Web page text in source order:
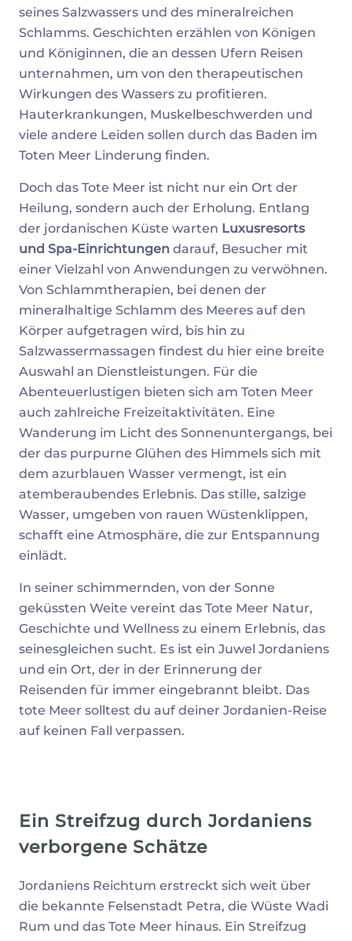
seines Salzwassers und des mineralreichen
Schlamms. Geschichten erzählen von Königen
und Königinnen, die an dessen Ufern Reisen
unternahmen, um von den therapeutischen
Wirkungen des Wassers zu profitieren.
Hauterkrankungen, Muskelbeschwerden und
viele andere Leiden sollen durch das Baden im
Toten Meer Linderung finden.
Doch das Tote Meer ist nicht nur ein Ort der
Heilung, sondern auch der Erholung. Entlang
der jordanischen Küste warten Luxusresorts
und Spa-Einrichtungen darauf, Besucher mit
einer Vielzahl von Anwendungen zu verwöhnen.
Von Schlammtherapien, bei denen der
mineralhaltige Schlamm des Meeres auf den
Körper aufgetragen wird, bis hin zu
Salzwassermassagen findest du hier eine breite
Auswahl an Dienstleistungen. Für die
Abenteuerlustigen bieten sich am Toten Meer
auch zahlreiche Freizeitaktivitäten. Eine
Wanderung im Licht des Sonnenuntergangs, bei
der das purpurne Glühen des Himmels sich mit
dem azurblauen Wasser vermengt, ist ein
atemberaubendes Erlebnis. Das stille, salzige
Wasser, umgeben von rauen Wüstenklippen,
schafft eine Atmosphäre, die zur Entspannung
einlädt.
In seiner schimmernden, von der Sonne
geküssten Weite vereint das Tote Meer Natur,
Geschichte und Wellness zu einem Erlebnis, das
seinesgleichen sucht. Es ist ein Juwel Jordaniens
und ein Ort, der in der Erinnerung der
Reisenden für immer eingebrannt bleibt. Das
tote Meer solltest du auf deiner Jordanien-Reise
auf keinen Fall verpassen.
Ein Streifzug durch Jordaniens
verborgene Schätze
Jordaniens Reichtum erstreckt sich weit über
die bekannte Felsenstadt Petra, die Wüste Wadi
Rum und das Tote Meer hinaus. Ein Streifzug